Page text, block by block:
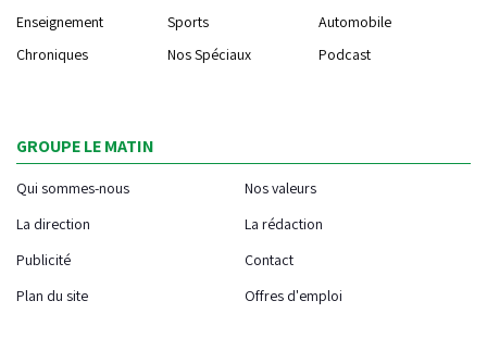
Enseignement
Sports
Automobile
Chroniques
Nos Spéciaux Podcast
GROUPE LE MATIN
Qui sommes-nous
Nos valeurs
La direction
La rédaction
Publicité
Contact
Plan du site
Offres d'emploi